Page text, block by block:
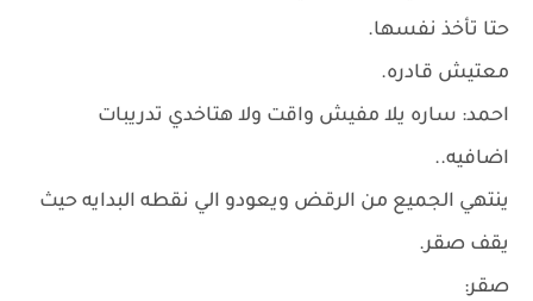
حتا تأخذ نفسها.
معتيش قادره.
احمد: ساره يلا مفيش واقت ولا هتاخدي تدريبات
اضافيه..
ينتهي الجميع من الرقض ويعودو الي نقطه البدايه حيث
يقف صقر.
صقر: